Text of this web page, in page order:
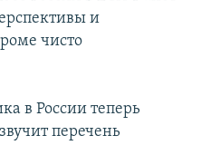
и
чисто
в России теперь
перечень